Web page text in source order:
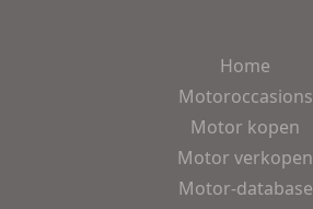
Home
Motoroccasions
Motor kopen
Motor verkopen
Motor-database